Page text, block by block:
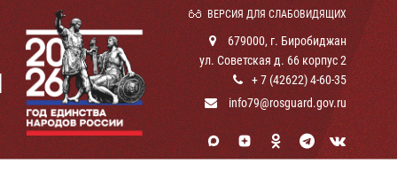
ВЕРСИЯ ДЛЯ СЛАБОВИДЯЩИХ
679000, г. Биробиджан
ул. Советская д. 66 корпус 2
+ 7 (42622) 4-60-35
info79@rosguard.gov.ru